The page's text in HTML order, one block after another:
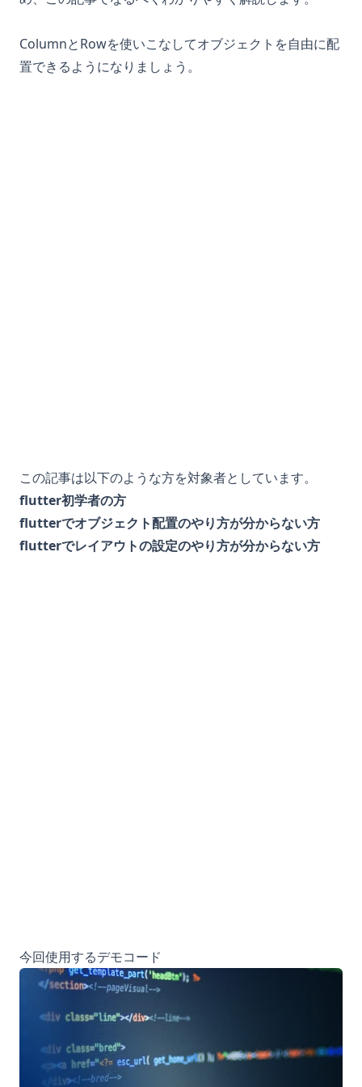
ColumnとRowを使いこなしてオブジェクトを自由に配
置できるようになりましょう。
この記事は以下のような方を対象者としています。
flutter初学者の方
flutterでオブジェクト配置のやり方が分からない方
flutterでレイアウトの設定のやり方が分からない方
今回使用するデモコード